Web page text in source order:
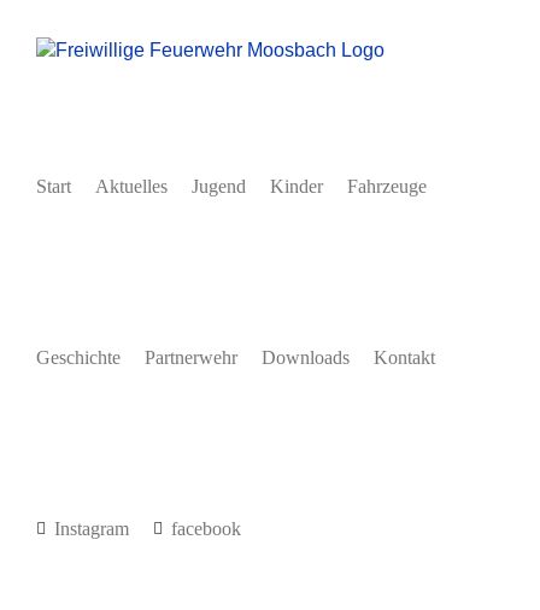
Inhalt
Start Aktuelles Jugend Kinder Fahrzeuge
Geschichte Partnerwehr Downloads Kontakt
Instagram facebook